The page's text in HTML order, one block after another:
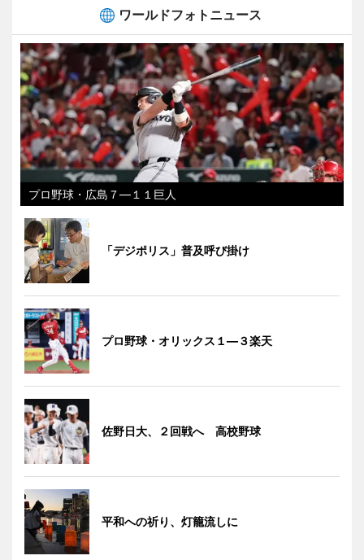
ワールドフォトニュース
プロ野球・広島７―１１巨人
「デジポリス」普及呼び掛け
プロ野球・オリックス１―３楽天
佐野日大、２回戦へ 高校野球
平和への祈り、灯籠流しに